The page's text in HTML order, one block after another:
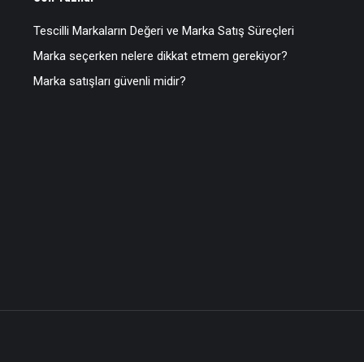
Tescilli Markaların Değeri ve Marka Satış Süreçleri
Marka seçerken nelere dikkat etmem gerekiyor?
Marka satışları güvenli midir?